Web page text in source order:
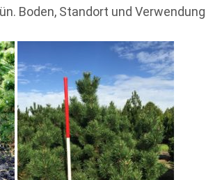
Boden, Standort und